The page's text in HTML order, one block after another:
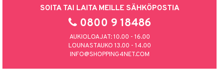
SOITA TAI LAITA MEILLE SÄHKÖPOSTIA
0800 9 18486
AUKIOLOAJAT: 10.00 - 16.00
LOUNASTAUKO 13.00 - 14.00
INFO@SHOPPING4NET.COM